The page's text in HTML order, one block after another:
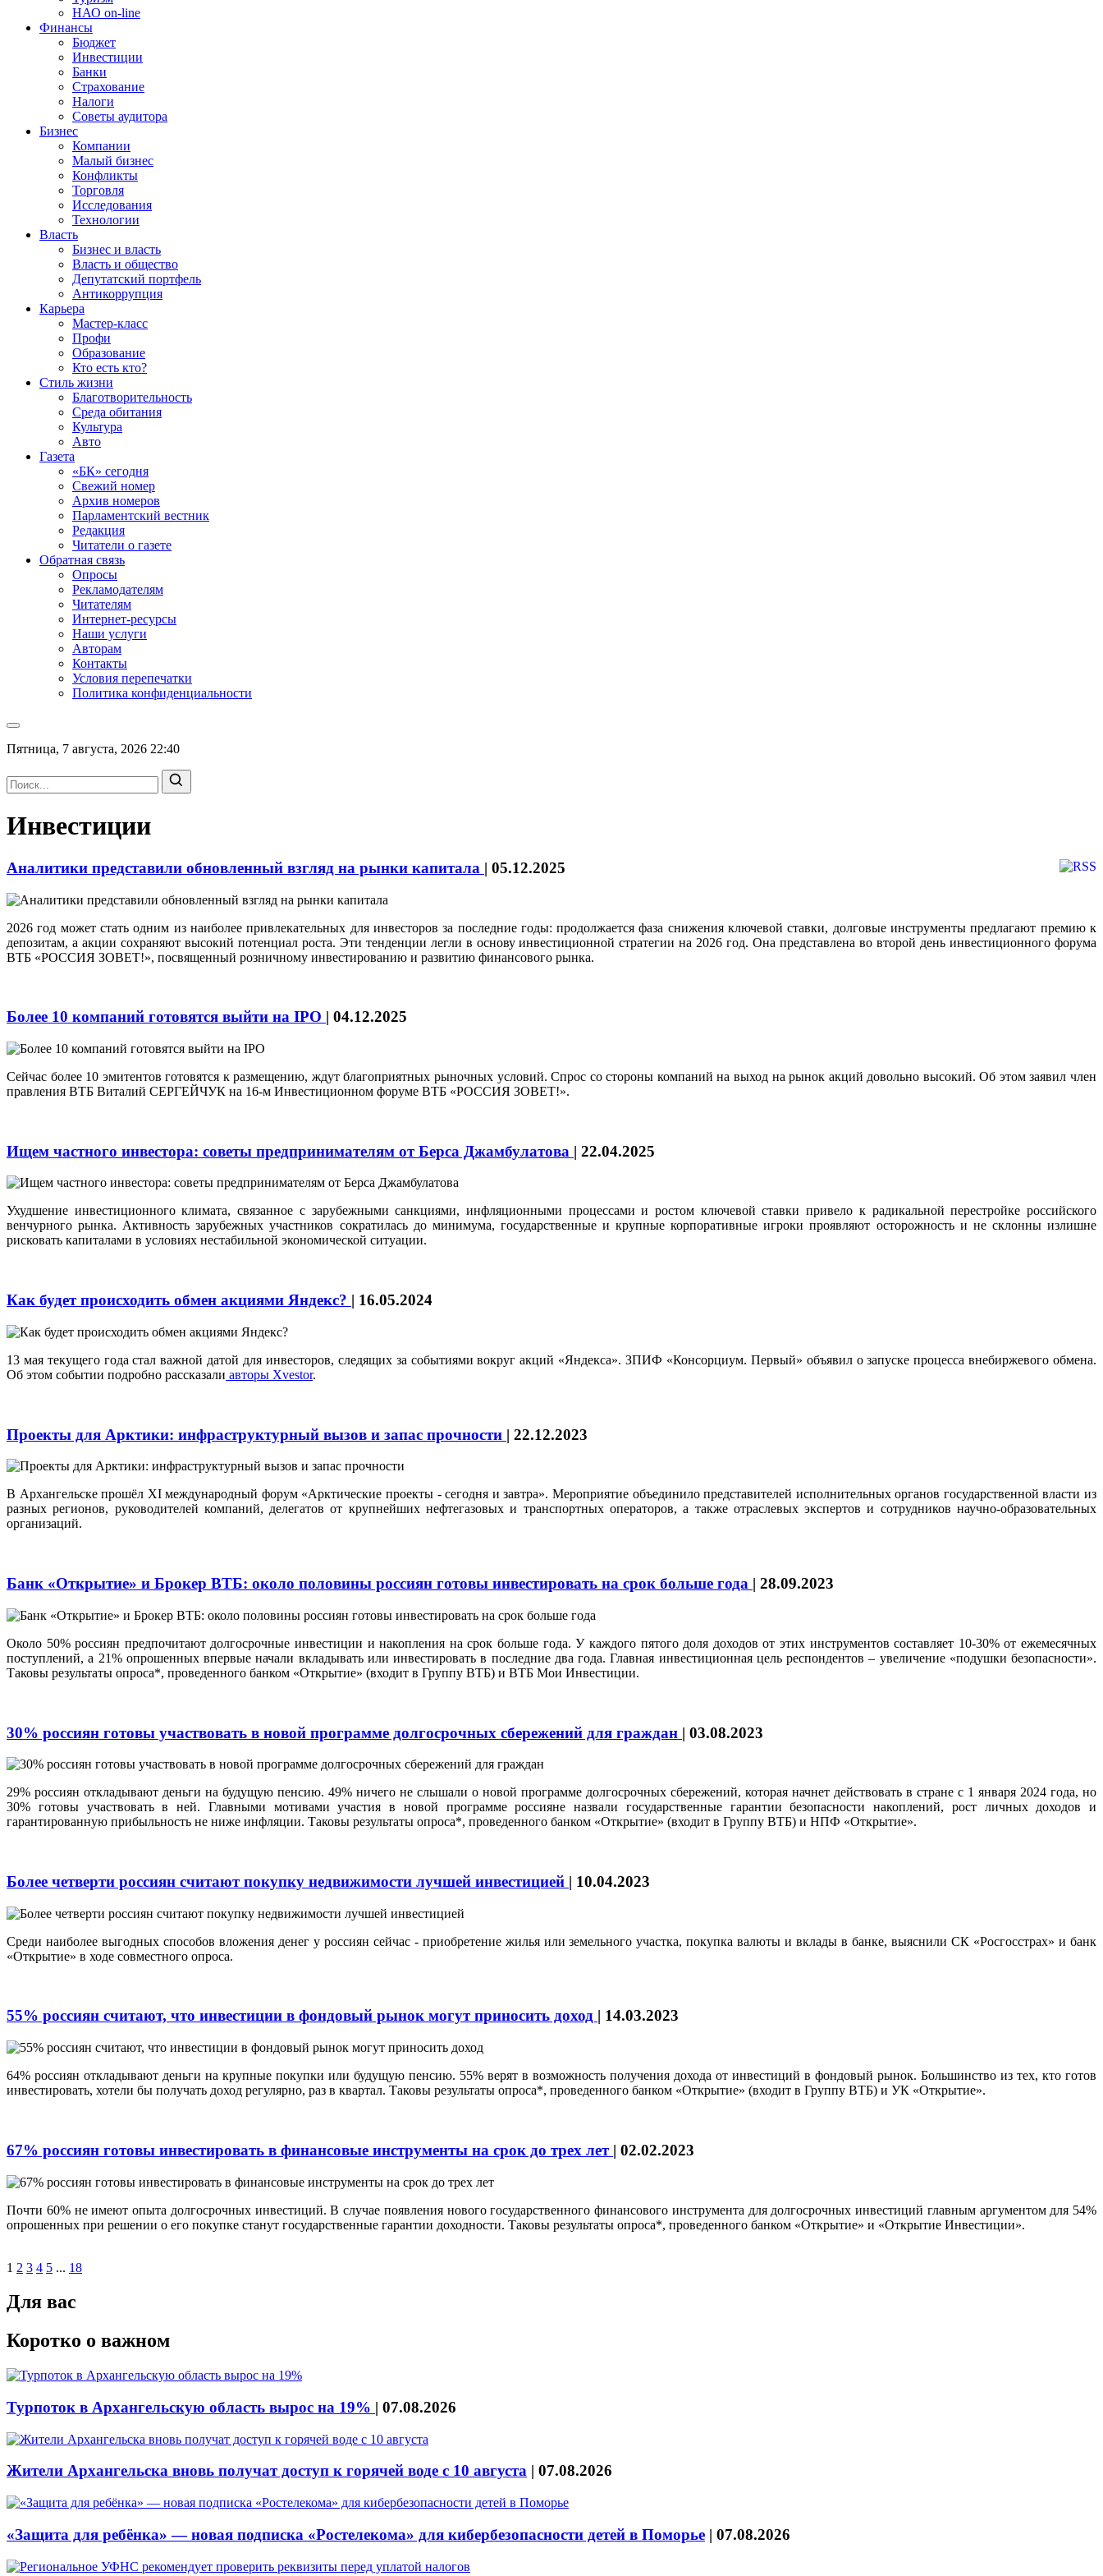
НАО on-line
Финансы
Бюджет
Инвестиции
Банки
Страхование
Налоги
Советы аудитора
Бизнес
Компании
Малый бизнес
Конфликты
Торговля
Исследования
Технологии
Власть
Бизнес и власть
Власть и общество
Депутатский портфель
Антикоррупция
Карьера
Мастер-класс
Профи
Образование
Кто есть кто?
Стиль жизни
Благотворительность
Среда обитания
Культура
Авто
Газета
«БК» сегодня
Свежий номер
Архив номеров
Парламентский вестник
Редакция
Читатели о газете
Обратная связь
Опросы
Рекламодателям
Читателям
Интернет-ресурсы
Наши услуги
Авторам
Контакты
Условия перепечатки
Политика конфиденциальности
Пятница, 7 августа, 2026 22:40
Инвестиции
Аналитики представили обновленный взгляд на рынки капитала | 05.12.2025
2026 год может стать одним из наиболее привлекательных для инвесторов за последние годы: продолжается фаза снижения ключевой ставки, долговые инструменты предлагают премию к
депозитам, а акции сохраняют высокий потенциал роста. Эти тенденции легли в основу инвестиционной стратегии на 2026 год. Она представлена во второй день инвестиционного форума
ВТБ «РОССИЯ ЗОВЕТ!», посвященный розничному инвестированию и развитию финансового рынка.
Более 10 компаний готовятся выйти на IPO | 04.12.2025
Сейчас более 10 эмитентов готовятся к размещению, ждут благоприятных рыночных условий. Спрос со стороны компаний на выход на рынок акций довольно высокий. Об этом заявил член
правления ВТБ Виталий СЕРГЕЙЧУК на 16-м Инвестиционном форуме ВТБ «РОССИЯ ЗОВЕТ!».
Ищем частного инвестора: советы предпринимателям от Берса Джамбулатова | 22.04.2025
Ухудшение инвестиционного климата, связанное с зарубежными санкциями, инфляционными процессами и ростом ключевой ставки привело к радикальной перестройке российского
венчурного рынка. Активность зарубежных участников сократилась до минимума, государственные и крупные корпоративные игроки проявляют осторожность и не склонны излишне
рисковать капиталами в условиях нестабильной экономической ситуации.
Как будет происходить обмен акциями Яндекс? | 16.05.2024
13 мая текущего года стал важной датой для инвесторов, следящих за событиями вокруг акций «Яндекса». ЗПИФ «Консорциум. Первый» объявил о запуске процесса внебиржевого обмена.
Об этом событии подробно рассказали авторы Xvestor.
Проекты для Арктики: инфраструктурный вызов и запас прочности | 22.12.2023
В Архангельске прошёл XI международный форум «Арктические проекты - сегодня и завтра». Мероприятие объединило представителей исполнительных органов государственной власти из
разных регионов, руководителей компаний, делегатов от крупнейших нефтегазовых и транспортных операторов, а также отраслевых экспертов и сотрудников научно-образовательных
организаций.
Банк «Открытие» и Брокер ВТБ: около половины россиян готовы инвестировать на срок больше года | 28.09.2023
Около 50% россиян предпочитают долгосрочные инвестиции и накопления на срок больше года. У каждого пятого доля доходов от этих инструментов составляет 10-30% от ежемесячных
поступлений, а 21% опрошенных впервые начали вкладывать или инвестировать в последние два года. Главная инвестиционная цель респондентов – увеличение «подушки безопасности».
Таковы результаты опроса*, проведенного банком «Открытие» (входит в Группу ВТБ) и ВТБ Мои Инвестиции.
30% россиян готовы участвовать в новой программе долгосрочных сбережений для граждан | 03.08.2023
29% россиян откладывают деньги на будущую пенсию. 49% ничего не слышали о новой программе долгосрочных сбережений, которая начнет действовать в стране с 1 января 2024 года, но
30% готовы участвовать в ней. Главными мотивами участия в новой программе россияне назвали государственные гарантии безопасности накоплений, рост личных доходов и
гарантированную прибыльность не ниже инфляции. Таковы результаты опроса*, проведенного банком «Открытие» (входит в Группу ВТБ) и НПФ «Открытие».
Более четверти россиян считают покупку недвижимости лучшей инвестицией | 10.04.2023
Среди наиболее выгодных способов вложения денег у россиян сейчас - приобретение жилья или земельного участка, покупка валюты и вклады в банке, выяснили СК «Росгосстрах» и банк
«Открытие» в ходе совместного опроса.
55% россиян считают, что инвестиции в фондовый рынок могут приносить доход | 14.03.2023
64% россиян откладывают деньги на крупные покупки или будущую пенсию. 55% верят в возможность получения дохода от инвестиций в фондовый рынок. Большинство из тех, кто готов
инвестировать, хотели бы получать доход регулярно, раз в квартал. Таковы результаты опроса*, проведенного банком «Открытие» (входит в Группу ВТБ) и УК «Открытие».
67% россиян готовы инвестировать в финансовые инструменты на срок до трех лет | 02.02.2023
Почти 60% не имеют опыта долгосрочных инвестиций. В случае появления нового государственного финансового инструмента для долгосрочных инвестиций главным аргументом для 54%
опрошенных при решении о его покупке станут государственные гарантии доходности. Таковы результаты опроса*, проведенного банком «Открытие» и «Открытие Инвестиции».
1 2 3 4 5 ... 18
Для вас
Коротко о важном
Турпоток в Архангельскую область вырос на 19% | 07.08.2026
Жители Архангельска вновь получат доступ к горячей воде с 10 августа | 07.08.2026
«Защита для ребёнка» — новая подписка «Ростелекома» для кибербезопасности детей в Поморье | 07.08.2026